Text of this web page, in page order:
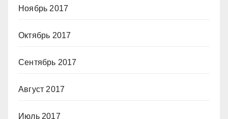
Ноябрь 2017
Октябрь 2017
Сентябрь 2017
Август 2017
Июль 2017